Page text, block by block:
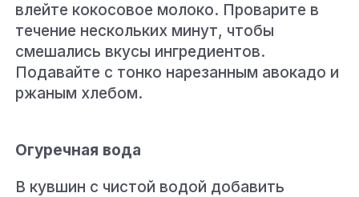
влейте кокосовое молоко. Проварите в
течение нескольких минут, чтобы
смешались вкусы ингредиентов.
Подавайте с тонко нарезанным авокадо и
ржаным хлебом.
Огуречная вода
В кувшин с чистой водой добавить